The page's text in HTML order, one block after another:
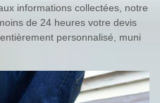
informations collectées, notre
de 24 heures votre devis
personnalisé, muni